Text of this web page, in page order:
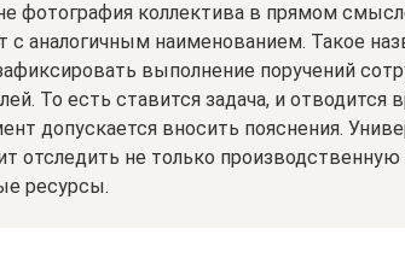
коллектива в прямом
с аналогичным наименованием. Такое
выполнение поручений
То есть ставится задача, и отводится
допускается вносить пояснения.
отследить не только производственную
ресурсы.